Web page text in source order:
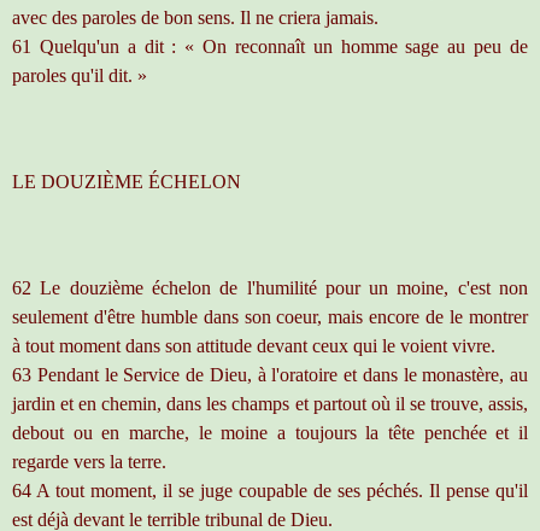
avec des paroles de bon sens. Il ne criera jamais.
61 Quelqu'un a dit : « On reconnaît un homme sage au peu de
paroles qu'il dit. »
LE DOUZIÈME ÉCHELON
62 Le douzième échelon de l'humilité pour un moine, c'est non
seulement d'être humble dans son coeur, mais encore de le montrer
à tout moment dans son attitude devant ceux qui le voient vivre.
63 Pendant le Service de Dieu, à l'oratoire et dans le monastère, au
jardin et en chemin, dans les champs et partout où il se trouve, assis,
debout ou en marche, le moine a toujours la tête penchée et il
regarde vers la terre.
64 A tout moment, il se juge coupable de ses péchés. Il pense qu'il
est déjà devant le terrible tribunal de Dieu.